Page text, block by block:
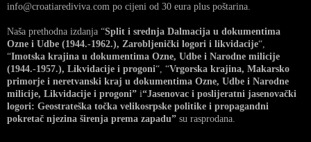
info@croatiarediviva.com po cijeni od 30 eura plus poštarina.
Naša prethodna izdanja “Split i srednja Dalmacija u dokumentima
Ozne i Udbe (1944.-1962.), Zarobljenički logori i likvidacije“,
“Imotska krajina u dokumentima Ozne, Udbe i Narodne milicije
(1944.-1957.), Likvidacije i progoni“, “Vrgorska krajina, Makarsko
primorje i neretvanski kraj u dokumentima Ozne, Udbe i Narodne
milicije, Likvidacije i progoni” i“Jasenovac i poslijeratni jasenovački
logori: Geostrateška točka velikosrpske politike i propagandni
pokretač njezina širenja prema zapadu” su rasprodana.